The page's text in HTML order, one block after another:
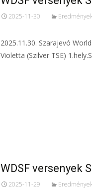
2025-11-30
2025.11.30. Szarajevó
Violetta (Szilver TSE)
WDSF versenyek
2025-11-29